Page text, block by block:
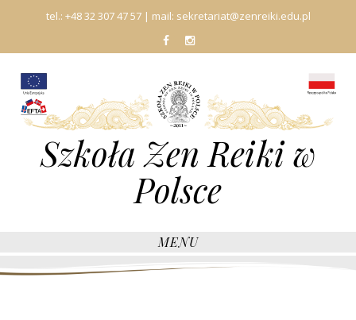
tel.: +48 32 307 47 57| mail: sekretariat@zenreiki.edu.pl
fb In
Szkoła Zen Reiki w
Polsce
MENU